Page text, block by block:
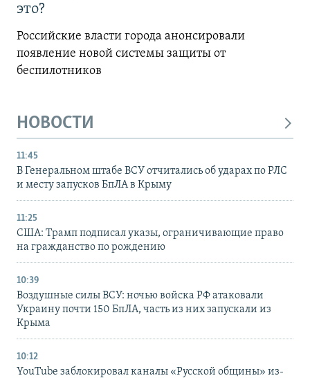
это?
Российские власти города анонсировали
появление новой системы защиты от
беспилотников
НОВОСТИ
11:45
В Генеральном штабе ВСУ отчитались об ударах по РЛС
и месту запусков БпЛА в Крыму
11:25
США: Трамп подписал указы, ограничивающие право
на гражданство по рождению
10:39
Воздушные силы ВСУ: ночью войска РФ атаковали
Украину почти 150 БпЛА, часть из них запускали из
Крыма
10:12
YouTube заблокировал каналы «Русской общины» из-